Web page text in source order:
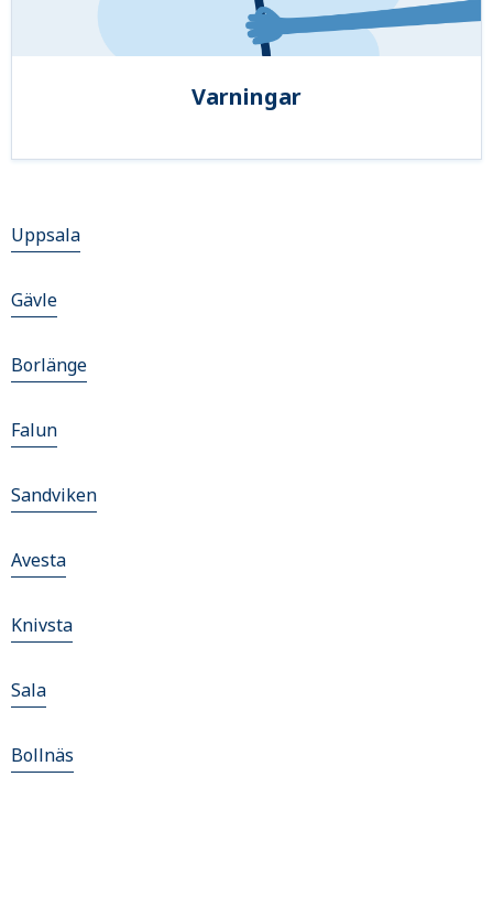
Varningar
Uppsala
Gävle
Borlänge
Falun
Sandviken
Avesta
Knivsta
Sala
Bollnäs